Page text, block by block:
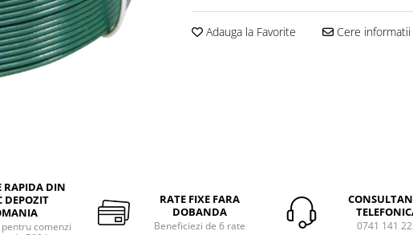
Adauga la Favorite Cere informatii
RAPIDA DIN
DEPOZIT
comenzi
RATE FIXE FARA
DOBANDA
Beneficiezi de 6 rate 0741 141